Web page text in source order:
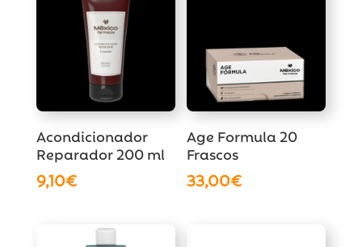
Acondicionador
Reparador 200 ml
9,10€
Age Formula 20
Frascos
33,00€